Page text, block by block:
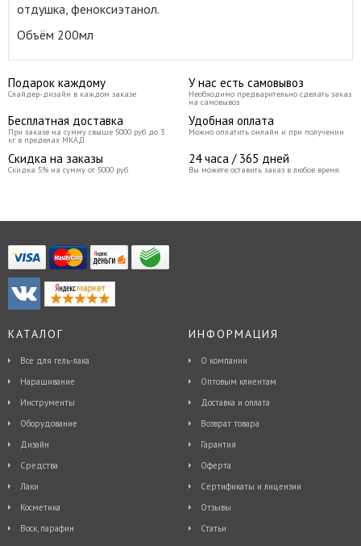
отдушка, феноксиэтанол.
Объём 200мл
Подарок каждому
Слайдер-дизайн в каждом заказе
У нас есть самовывоз
Необходимо предварительно сделать заказ
на самовывоз
Бесплатная доставка
При заказе на сумму свыше 5000 руб до 3
кг в пределах МКАД
Удобная оплата
Можно оплатить онлайн и при получении
Скидка на заказы
Скидка 5% на сумму от 5000 руб
24 часа / 365 дней
Вы можете оставить заказ в любое время
КАТАЛОГ
Все для гель-лака
Наращивание
Инструменты
Оборудование
Дизайн
Средства
Лаки
Косметика
Воск, парафин
ИНФОРМАЦИЯ
О компании
Оптовым клиентам
Доставка и оплата
Возврат товара
Гарантия
Оферта
Сертификаты и лицензии
Отзывы
Статьи